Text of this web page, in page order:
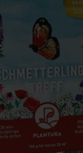
voor gegevensverwerking
Manager